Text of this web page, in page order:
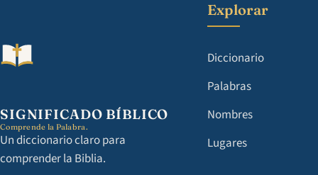
SIGNIFICADO BÍBLICO
Comprende la Palabra.
Un diccionario claro para
comprender la Biblia.
Explorar
Diccionario
Palabras
Nombres
Lugares